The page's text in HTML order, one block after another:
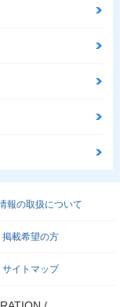
報の取扱について
掲載希望の方
サイトマップ